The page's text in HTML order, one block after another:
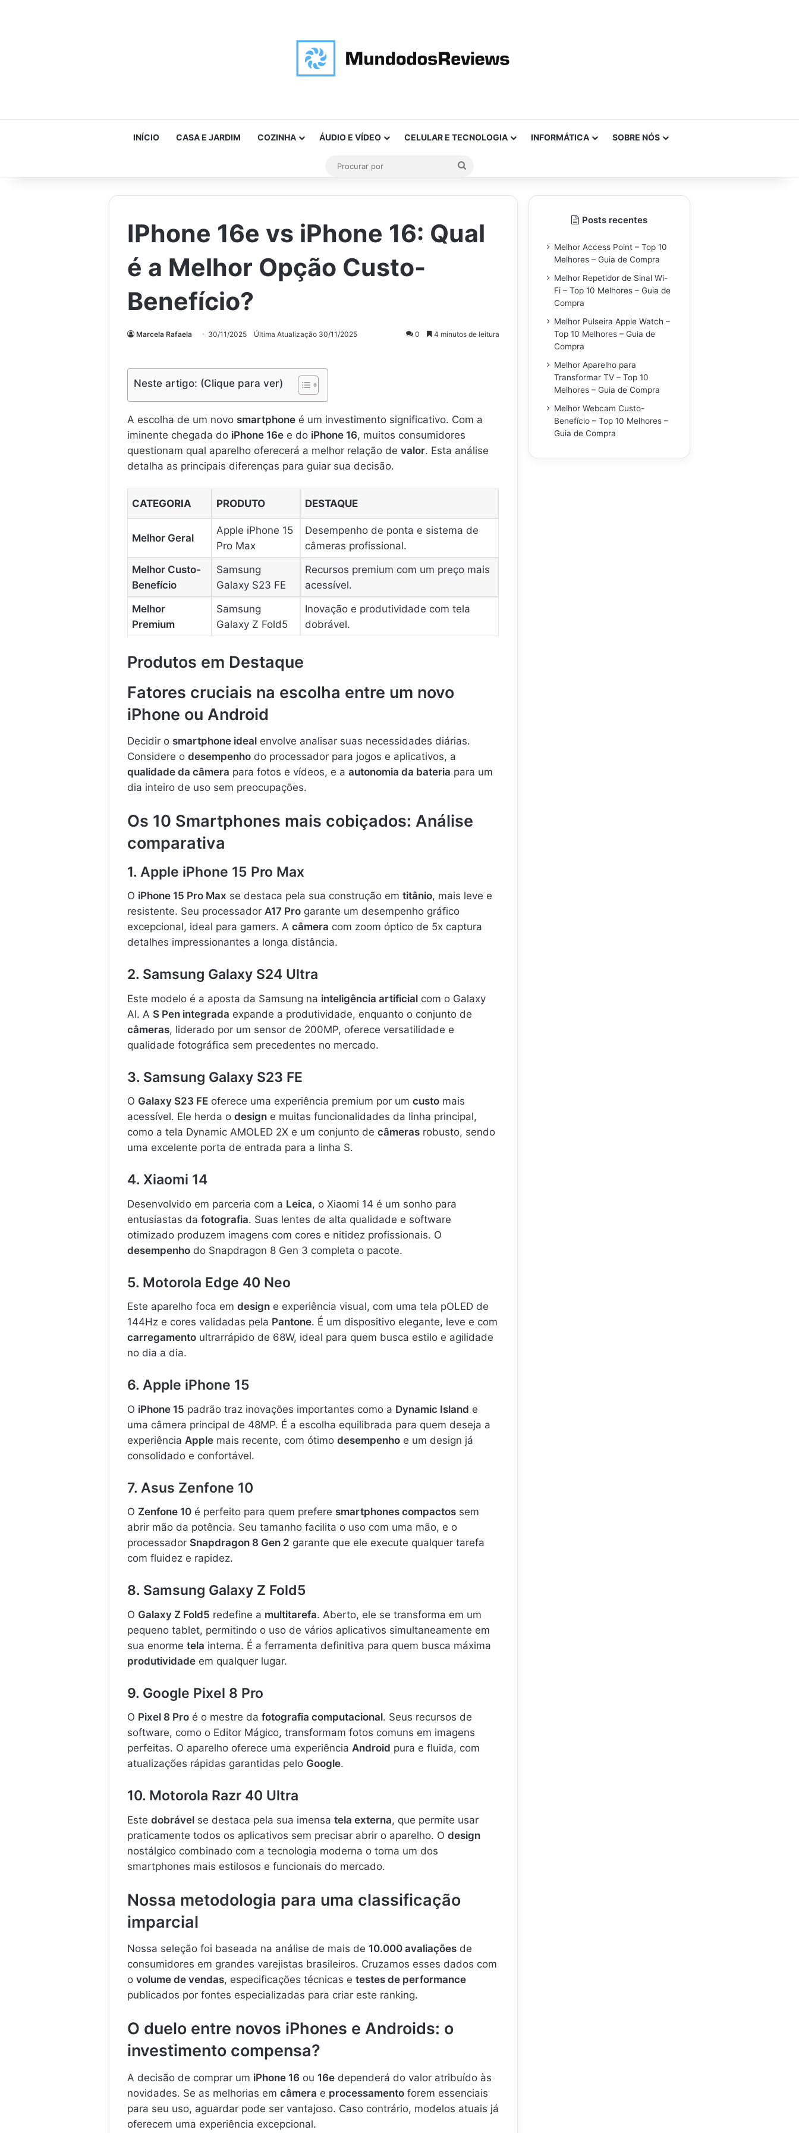
INÍCIO CASA E JARDIM COZINHA ÁUDIO E VÍDEO CELULAR E TECNOLOGIA INFORMÁTICA SOBRE NÓS
IPhone 16e vs iPhone 16: Qual
é a Melhor Opção Custo-
Benefício?
Marcela Rafaela 30/11/2025 Última Atualização 30/11/2025 0 4 minutos de leitura
Neste artigo: (Clique para ver)
A escolha de um novo smartphone é um investimento significativo. Com a
iminente chegada do iPhone 16e e do iPhone 16, muitos consumidores
questionam qual aparelho oferecerá a melhor relação de valor. Esta análise
detalha as principais diferenças para guiar sua decisão.
CATEGORIA PRODUTO DESTAQUE
Melhor Geral
Apple iPhone 15
Pro Max
Desempenho de ponta e sistema de
câmeras profissional.
Melhor Custo-
Benefício
Samsung
Galaxy S23 FE
Recursos premium com um preço mais
acessível.
Melhor
Premium
Samsung
Galaxy Z Fold5
Inovação e produtividade com tela
dobrável.
Produtos em Destaque
Fatores cruciais na escolha entre um novo
iPhone ou Android
Decidir o smartphone ideal envolve analisar suas necessidades diárias.
Considere o desempenho do processador para jogos e aplicativos, a
qualidade da câmera para fotos e vídeos, e a autonomia da bateria para um
dia inteiro de uso sem preocupações.
Os 10 Smartphones mais cobiçados: Análise
comparativa
1. Apple iPhone 15 Pro Max
O iPhone 15 Pro Max se destaca pela sua construção em titânio, mais leve e
resistente. Seu processador A17 Pro garante um desempenho gráfico
excepcional, ideal para gamers. A câmera com zoom óptico de 5x captura
detalhes impressionantes a longa distância.
2. Samsung Galaxy S24 Ultra
Este modelo é a aposta da Samsung na inteligência artificial com o Galaxy
AI. A S Pen integrada expande a produtividade, enquanto o conjunto de
câmeras, liderado por um sensor de 200MP, oferece versatilidade e
qualidade fotográfica sem precedentes no mercado.
3. Samsung Galaxy S23 FE
O Galaxy S23 FE oferece uma experiência premium por um custo mais
acessível. Ele herda o design e muitas funcionalidades da linha principal,
como a tela Dynamic AMOLED 2X e um conjunto de câmeras robusto, sendo
uma excelente porta de entrada para a linha S.
4. Xiaomi 14
Desenvolvido em parceria com a Leica, o Xiaomi 14 é um sonho para
entusiastas da fotografia. Suas lentes de alta qualidade e software
otimizado produzem imagens com cores e nitidez profissionais. O
desempenho do Snapdragon 8 Gen 3 completa o pacote.
5. Motorola Edge 40 Neo
Este aparelho foca em design e experiência visual, com uma tela pOLED de
144Hz e cores validadas pela Pantone. É um dispositivo elegante, leve e com
carregamento ultrarrápido de 68W, ideal para quem busca estilo e agilidade
no dia a dia.
6. Apple iPhone 15
O iPhone 15 padrão traz inovações importantes como a Dynamic Island e
uma câmera principal de 48MP. É a escolha equilibrada para quem deseja a
experiência Apple mais recente, com ótimo desempenho e um design já
consolidado e confortável.
7. Asus Zenfone 10
O Zenfone 10 é perfeito para quem prefere smartphones compactos sem
abrir mão da potência. Seu tamanho facilita o uso com uma mão, e o
processador Snapdragon 8 Gen 2 garante que ele execute qualquer tarefa
com fluidez e rapidez.
8. Samsung Galaxy Z Fold5
O Galaxy Z Fold5 redefine a multitarefa. Aberto, ele se transforma em um
pequeno tablet, permitindo o uso de vários aplicativos simultaneamente em
sua enorme tela interna. É a ferramenta definitiva para quem busca máxima
produtividade em qualquer lugar.
9. Google Pixel 8 Pro
O Pixel 8 Pro é o mestre da fotografia computacional. Seus recursos de
software, como o Editor Mágico, transformam fotos comuns em imagens
perfeitas. O aparelho oferece uma experiência Android pura e fluida, com
atualizações rápidas garantidas pelo Google.
10. Motorola Razr 40 Ultra
Este dobrável se destaca pela sua imensa tela externa, que permite usar
praticamente todos os aplicativos sem precisar abrir o aparelho. O design
nostálgico combinado com a tecnologia moderna o torna um dos
smartphones mais estilosos e funcionais do mercado.
Nossa metodologia para uma classificação
imparcial
Nossa seleção foi baseada na análise de mais de 10.000 avaliações de
consumidores em grandes varejistas brasileiros. Cruzamos esses dados com
o volume de vendas, especificações técnicas e testes de performance
publicados por fontes especializadas para criar este ranking.
O duelo entre novos iPhones e Androids: o
investimento compensa?
A decisão de comprar um iPhone 16 ou 16e dependerá do valor atribuído às
novidades. Se as melhorias em câmera e processamento forem essenciais
para seu uso, aguardar pode ser vantajoso. Caso contrário, modelos atuais já
oferecem uma experiência excepcional.
Posts recentes
Melhor Access Point – Top 10
Melhores – Guia de Compra
Melhor Repetidor de Sinal Wi-
Fi – Top 10 Melhores – Guia de
Compra
Melhor Pulseira Apple Watch –
Top 10 Melhores – Guia de
Compra
Melhor Aparelho para
Transformar TV – Top 10
Melhores – Guia de Compra
Melhor Webcam Custo-
Benefício – Top 10 Melhores –
Guia de Compra